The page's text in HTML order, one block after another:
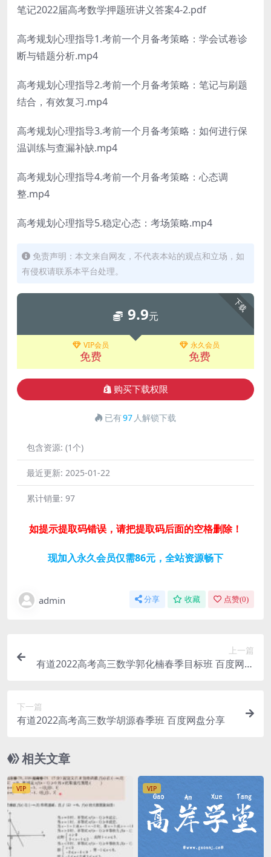
笔记2022届高考数学押题班讲义答案4-2.pdf
高考规划心理指导1.考前一个月备考策略：学会试卷诊
断与错题分析.mp4
高考规划心理指导2.考前一个月备考策略：笔记与刷题
结合，有效复习.mp4
高考规划心理指导3.考前一个月备考策略：如何进行保
温训练与查漏补缺.mp4
高考规划心理指导4.考前一个月备考策略：心态调
整.mp4
高考规划心理指导5.稳定心态：考场策略.mp4
免责声明：本文来自网友，不代表本站的观点和立场，如
有侵权请联系本平台处理。
下载
9.9元
VIP会员
免费
永久会员
免费
购买下载权限
已有97 人解锁下载
包含资源: (1个)
最近更新: 2025-01-22
累计销量: 97
如提示提取码错误，请把提取码后面的空格删除！
现加入永久会员仅需86元，全站资源畅下
admin 分享 收藏 点赞(0)
上一篇
有道2022高考高三数学郭化楠春季目标班 百度网盘
下一篇
有道2022高考高三数学胡源春季班 百度网盘分享
相关文章
VIP VIP